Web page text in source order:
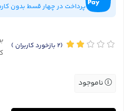
پرداخت در چهار قسط بدون
(2 بازخورد کاربران )
ناموجود